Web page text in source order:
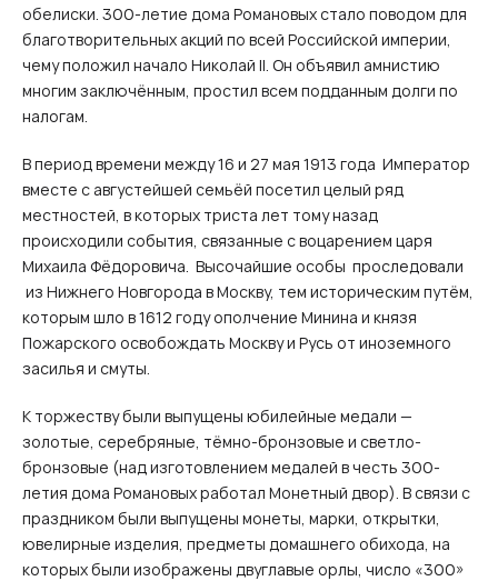
обелиски. 300-летие дома Романовых стало поводом для
благотворительных акций по всей Российской империи,
чему положил начало Николай II. Он объявил амнистию
многим заключённым, простил всем подданным долги по
налогам.
В период времени между 16 и 27 мая 1913 года Император
вместе с августейшей семьёй посетил целый ряд
местностей, в которых триста лет тому назад
происходили события, связанные с воцарением царя
Михаила Фёдоровича. Высочайшие особы проследовали
из Нижнего Новгорода в Москву, тем историческим путём,
которым шло в 1612 году ополчение Минина и князя
Пожарского освобождать Москву и Русь от иноземного
засилья и смуты.
К торжеству были выпущены юбилейные медали —
золотые, серебряные, тёмно-бронзовые и светло-
бронзовые (над изготовлением медалей в честь 300-
летия дома Романовых работал Монетный двор). В связи с
праздником были выпущены монеты, марки, открытки,
ювелирные изделия, предметы домашнего обихода, на
которых были изображены двуглавые орлы, число «300»